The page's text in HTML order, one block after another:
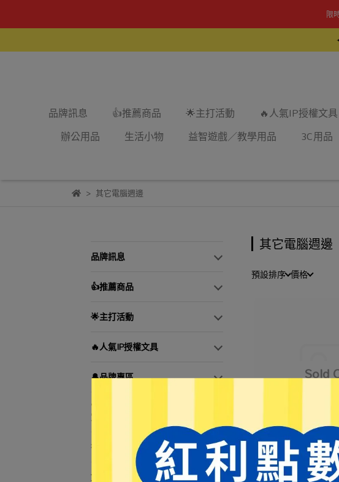
限
品牌訊息 👍推薦商品 🌟主打活動 🔥人氣IP授權文具
辦公用品
生活小物 益智遊戲／教學用品 3C用品
其它電腦週邊
品牌訊息
👍推薦商品
🌟主打活動
🔥人氣IP授權文具
🔔品牌專區
🏆文具控必buy—日本文具大
賞！
書寫工具
文具用品
其它電腦週邊
預設排序 價格
【E-books】隨插即
WS4
NT$300